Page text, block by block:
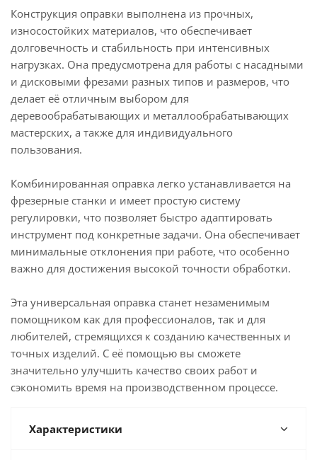
Конструкция оправки выполнена из прочных,
износостойких материалов, что обеспечивает
долговечность и стабильность при интенсивных
нагрузках. Она предусмотрена для работы с насадными
и дисковыми фрезами разных типов и размеров, что
делает её отличным выбором для
деревообрабатывающих и металлообрабатывающих
мастерских, а также для индивидуального
пользования.
Комбинированная оправка легко устанавливается на
фрезерные станки и имеет простую систему
регулировки, что позволяет быстро адаптировать
инструмент под конкретные задачи. Она обеспечивает
минимальные отклонения при работе, что особенно
важно для достижения высокой точности обработки.
Эта универсальная оправка станет незаменимым
помощником как для профессионалов, так и для
любителей, стремящихся к созданию качественных и
точных изделий. С её помощью вы сможете
значительно улучшить качество своих работ и
сэкономить время на производственном процессе.
Характеристики